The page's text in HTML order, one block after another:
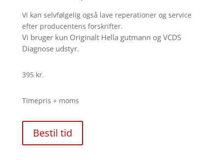
Vi kan selvfølgelig også lave reperationer og service
efter producentens forskrifter.
Vi bruger kun Originalt Hella gutmann og VCDS
Diagnose udstyr.
395 kr.
Timepris + moms
Bestil tid